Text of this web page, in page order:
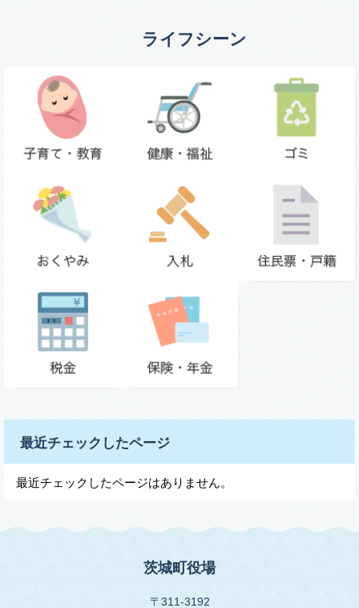
ライフシーン
最近チェックしたページ
最近チェックしたページはありません。
茨城町役場
〒311-3192